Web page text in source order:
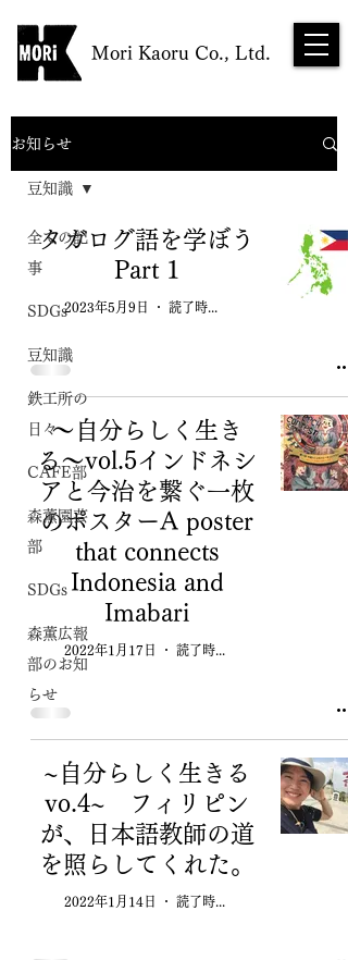
Mori Kaoru Co., Ltd.
お知らせ
全ての記
事
SDGs
豆知識
鉄工所の
日々
CAFE部
森薫園芸
部
SDGs
森薫広報
部のお知
らせ
豆知識
タガログ語を学ぼう
Part 1
2023年5月9日 読了時間: 1分
〜自分らしく生き
る〜vol.5インドネシ
アと今治を繋ぐ一枚
のポスターA poster
that connects
Indonesia and
Imabari
2022年1月17日 読了時間: 4分
~自分らしく生きる
vo.4~ フィリピン
が、日本語教師の道
を照らしてくれた。
2022年1月14日 読了時間: 2分